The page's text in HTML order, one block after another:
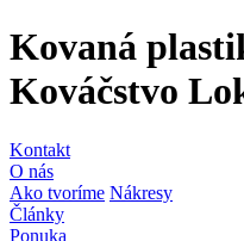
Kovaná
Kováčstvo
Kontakt
O nás
Ako tvoríme Nákresy
Články
Ponuka